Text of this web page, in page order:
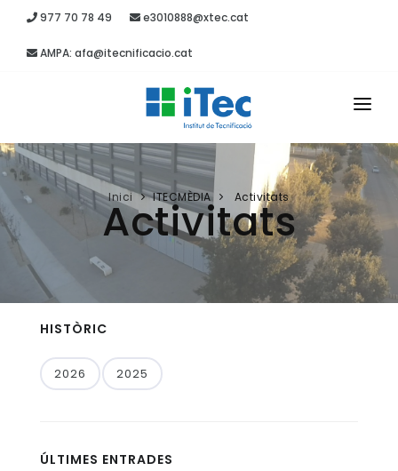
977 70 78 49 e3010888@xtec.cat
AMPA: afa@itecnificacio.cat
INICI
EL CENTRE
SECRETARIA
PROJECTES
ITEC MÈDIA
Inici ITECMÈDIA Activitats
Activitats
HISTÒRIC
2026 2025
ÚLTIMES ENTRADES